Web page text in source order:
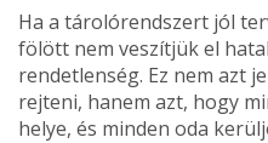
Ha a tárolórendszert jól
fölött nem veszítjük el
rendetlenség. Ez nem azt
rej­teni, hanem azt, hogy
helye, és minden oda